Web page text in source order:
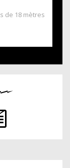
de 18 mètres